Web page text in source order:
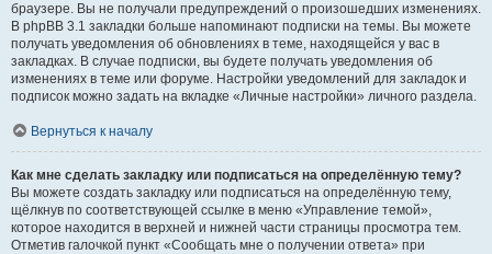
браузере. Вы не получали предупреждений о произошедших изменениях.
В phpBB 3.1 закладки больше напоминают подписки на темы. Вы можете
получать уведомления об обновлениях в теме, находящейся у вас в
закладках. В случае подписки, вы будете получать уведомления об
изменениях в теме или форуме. Настройки уведомлений для закладок и
подписок можно задать на вкладке «Личные настройки» личного раздела.
Вернуться к началу
Как мне сделать закладку или подписаться на определённую тему?
Вы можете создать закладку или подписаться на определённую тему,
щёлкнув по соответствующей ссылке в меню «Управление темой»,
которое находится в верхней и нижней части страницы просмотра тем.
Отметив галочкой пункт «Сообщать мне о получении ответа» при